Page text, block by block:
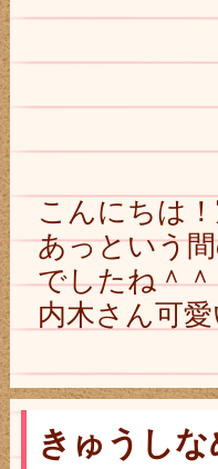
こんにちは
あっという
でしたね＾＾
内木さん可
きゅうし